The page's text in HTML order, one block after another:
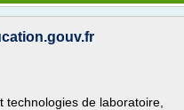
de laboratoire,